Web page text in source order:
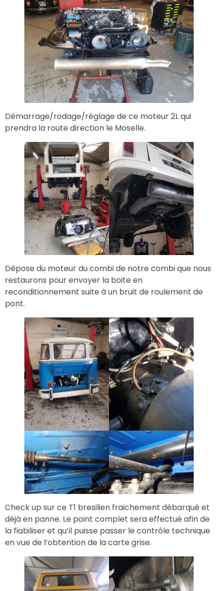
Démarrage/rodage/réglage de ce moteur 2L qui
prendra la route direction le Moselle.
Dépose du moteur du combi de notre combi que nous
restaurons pour envoyer la boite en
reconditionnement suite à un bruit de roulement de
pont.
Check up sur ce T1 bresilien fraichement débarqué et
déjà en panne. Le point complet sera effectué afin de
la fiabiliser et qu’il puisse passer le contrôle technique
en vue de l’obtention de la carte grise.